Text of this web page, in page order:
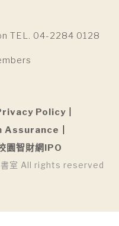
TEL. 04-2284 0128
Policy
Assurance
園智財網IPO
室 All rights reserved